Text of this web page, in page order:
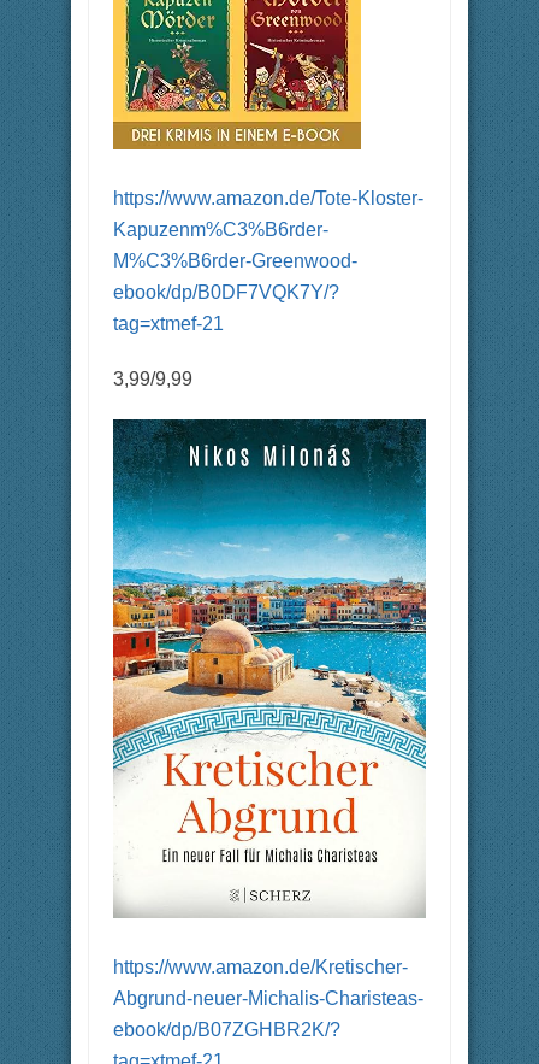
https://www.amazon.de/Tote-Kloster-
Kapuzenm%C3%B6rder-
M%C3%B6rder-Greenwood-
ebook/dp/B0DF7VQK7Y/?
tag=xtmef-21
3,99/9,99
https://www.amazon.de/Kretischer-
Abgrund-neuer-Michalis-Charisteas-
ebook/dp/B07ZGHBR2K/?